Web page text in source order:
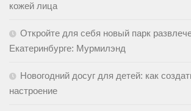
кожей лица
Откройте для себя новый парк
Екатеринбурге: Мурмилэнд
Новогодний досуг для детей: как
настроение